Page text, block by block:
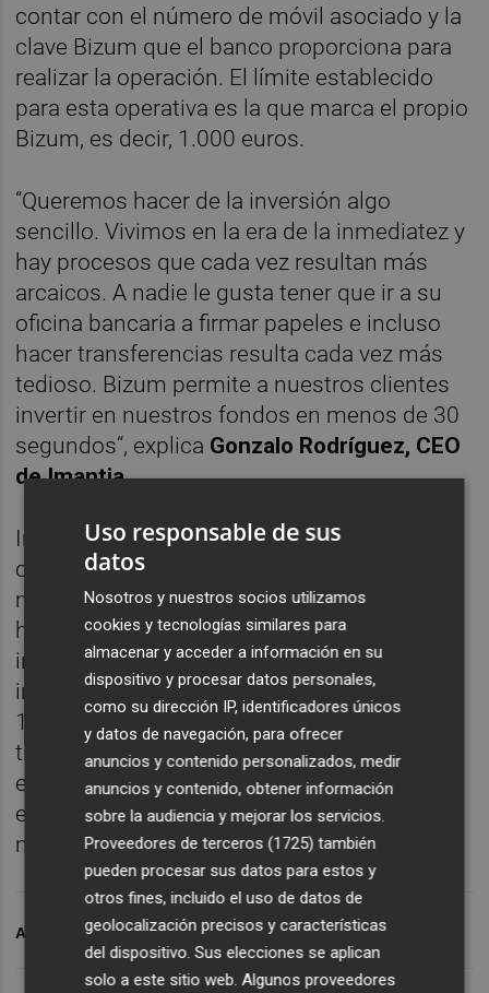
contar con el número de móvil asociado y la
clave Bizum que el banco proporciona para
realizar la operación. El límite establecido
para esta operativa es la que marca el propio
Bizum, es decir, 1.000 euros.
“Queremos hacer de la inversión algo
sencillo. Vivimos en la era de la inmediatez y
hay procesos que cada vez resultan más
arcaicos. A nadie le gusta tener que ir a su
oficina bancaria a firmar papeles e incluso
hacer transferencias resulta cada vez más
tedioso. Bizum permite a nuestros clientes
invertir en nuestros fondos en menos de 30
segundos“, explica Gonzalo Rodríguez, CEO
de Imantia.
Imantia fue pionera al permitir la inversión
con tarjeta de crédito y ahora da un paso
más en la búsqueda de la sencillez digital al
hacer posible la suscripción de fondos de
inversión vía Bizum. Todo el proceso de
inversión a través dewww.imantia.com
100% online. De forma clara, sencilla y
transparente, en sólo 5 pasos y desde 500
euros, cualquier persona podrá iniciarse en
el mundo de la inversión en menos de 10
minutos.
ARCHIVADO EN API BIZUM FONDOS DE INVERSIÓN
Uso responsable de sus
datos
Nosotros y nuestros socios utilizamos
cookies y tecnologías similares para
almacenar y acceder a información en su
dispositivo y procesar datos personales,
como su dirección IP, identificadores únicos
y datos de navegación, para ofrecer
anuncios y contenido personalizados, medir
anuncios y contenido, obtener información
sobre la audiencia y mejorar los servicios.
Proveedores de terceros (1725) también
pueden procesar sus datos para estos y
otros fines, incluido el uso de datos de
geolocalización precisos y características
del dispositivo. Sus elecciones se aplican
solo a este sitio web. Algunos proveedores